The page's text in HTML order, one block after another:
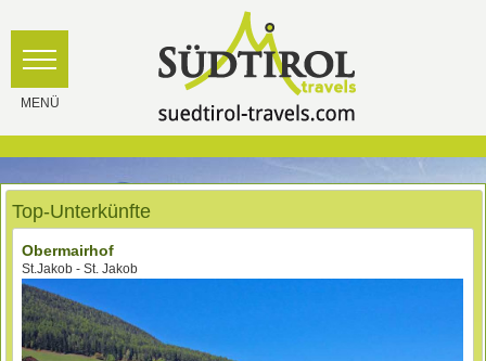
Top-Unterkünfte
Obermairhof
St.Jakob - St. Jakob